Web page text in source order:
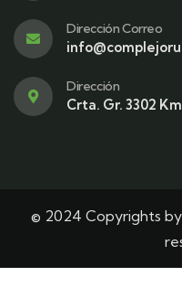
Dirección Correo
Dirección
Crta. Gr. 3302
© 2024 Copyrights